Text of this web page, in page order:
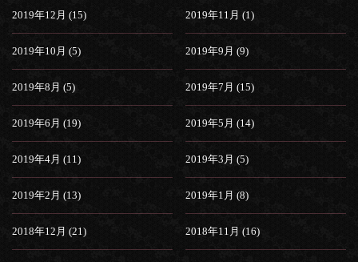
2019年12月 (15) 2019年11月 (1)
2019年10月 (5) 2019年9月 (9)
2019年8月 (5) 2019年7月 (15)
2019年6月 (19) 2019年5月 (14)
2019年4月 (11) 2019年3月 (5)
2019年2月 (13) 2019年1月 (8)
2018年12月 (21) 2018年11月 (16)